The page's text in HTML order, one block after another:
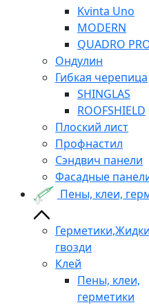
Kvinta Uno
MODERN
QUADRO
Ондулин
Гибкая черепица
SHINGLAS
ROOFSHIELD
Плоский лист
Профнастил
Сэндвич панели
Фасадные
Пены, клеи,
гвозди
Клей
Пены, клеи,
герметики